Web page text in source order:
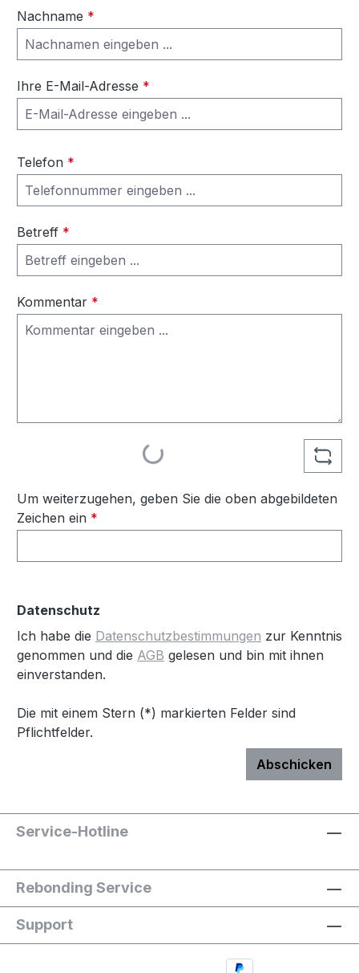
Nachname *
Ihre E-Mail-Adresse *
Telefon *
Betreff *
Kommentar *
Loading...
Um weiterzugehen, geben Sie die oben abgebildeten
Zeichen ein *
Datenschutz
Ich habe die Datenschutzbestimmungen zur Kenntnis
genommen und die AGB gelesen und bin mit ihnen
einverstanden.
Die mit einem Stern (*) markierten Felder sind
Pflichtfelder.
Abschicken
Service-Hotline
Rebonding Service
Support